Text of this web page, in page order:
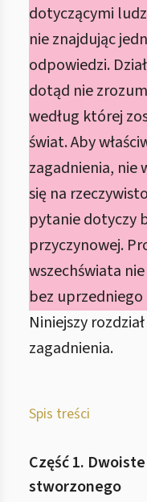
dotyczącymi
nie znajdując
odpowiedzi.
dotąd nie
według której
świat. Aby
zagadnienia, nie
się na
pytanie dotyczy
przyczynowej.
wszechświata
bez
Niniejszy
zagadnienia.
Spis treści
Część 1.
stworzonego